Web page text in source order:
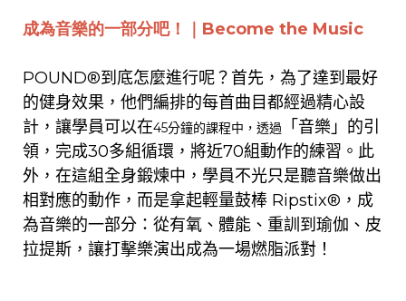
成為音樂的一部分吧！｜Become the Music
POUND®到底怎麼進行呢？ 首先，為了達到最好
的健身效果，他們編排的每首曲目都經過精心設
計，讓學員可以在45分鐘的課程中，透過
「音樂」的引
領，完成30多組循環，將近70組動作的練習。 此
外， 在這組全身鍛煉中， 學員不光只是聽音樂做出
相對應的動作 ， 而是拿起輕量鼓棒 Ripstix® ， 成
為音樂的一部分：從有氧、體能 、重訓到 瑜伽 、 皮
拉提斯 ，讓打擊樂演出成為一場燃脂派對！